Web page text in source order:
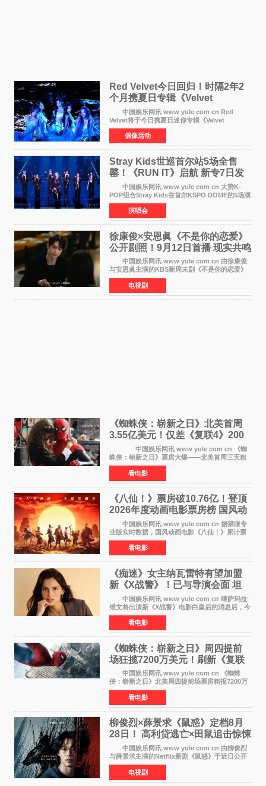
Red Velvet今日回归！时隔2年2
个月携夏日专辑《Velvet
Summer》重启完整体活动
中国娱乐网讯 www yule com cn Red
Velvet将于今日携夏日迷你专辑《Velvet
Summer》时隔2年2个月重启完整体活动。这张
于8月3日发行的专辑，主打柔和成熟氛围的夏日
音乐，收录了成员们想着
偶像活动
Stray Kids世巡首尔站5场全售
罄！《RUN IT》启航 新专7日发
中国娱乐网讯 www yule com cn 大势K-
POP组合Stray Kids在首尔KSPO DOME的5场演
唱会全部售罄，为新世界巡演拉开序幕。据所属
社JYP娱乐透露，Stray Kids于上月25至26日、
29日及本月1至2日
演唱会
徐康俊×安恩眞《不是你的恋爱》
公开剧照！9月12日首播 现实共鸣
罗曼史来袭
中国娱乐网讯 www yule com cn 由徐康俊
与安恩眞主演的KBS新周末剧《不是你的恋爱》
于近日公开首波剧照，正式定档9月12日首
播。 剧照中，徐康俊与安恩眞并肩而坐，眼
神中流露出复杂而微
电视剧
《蜘蛛侠：崭新之日》北美首周
3.55亿美元！仅差《复联4》200
万 影史第二全球开画
中国娱乐网讯 www yule com cn 《蜘
蛛侠：崭新之日》票房大爆——北美首周三天粗
报3 55亿美元，仅比影史最高北美开画《复仇者
联盟4：终局之战》的3 571亿美元少200万出头，
精报调整后仍
看电影
《八仙！》票房破10.76亿！登顶
2026年度动画电影票房榜 国风动
画逆袭暑期档
中国娱乐网讯 www yule com cn 据猫眼专
业版实时数据，国风动画电影《八仙！》累计票
房突破10 76亿元，超过《熊出没·年年有熊》，
暂列2026年度动画影片票房榜冠军。该片自暑期
档登陆院线以
看电影
《痴迷》女主纳瓦雷特有望加盟
新《X战警》！已与导演会面 坦
言“魔形女一直很酷”
中国娱乐网讯 www yule com cn 继萨玛拉·
维文将出演新《X战警》电影白皇后的消息后，今
年暑期档大热恐怖片《痴迷》女主角印达·纳瓦雷
特也有望加盟这部备受瞩目的漫威新作——目前
还处于有
看电影
《蜘蛛侠：崭新之日》周四提前
场狂揽7200万美元！刷新《复联
4》保持影史纪录
中国娱乐网讯 www yule com cn 《蜘蛛
侠：崭新之日》北美周四提前场票房粗报7200万
美元，创下影史单片北美提前场票房新纪录——
此前该纪录由《复仇者联盟4：终局之战》的6000
万美元保持，本
看电影
柳俊烈×薛景求《鼠惑》定档8月
28日！ 高利贷逃亡×田鼠追击惊悚
来袭
中国娱乐网讯 www yule com cn 由柳俊烈
与薛景求主演的Netflix新剧《鼠惑》于近日公开
主海报，正式定档8月28日上线。 海报中，柳
俊烈与薛景求背对背站立，各自朝向相反方向，
幽暗的色调与
电视剧